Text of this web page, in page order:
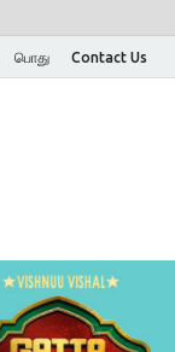
பொது Contact Us